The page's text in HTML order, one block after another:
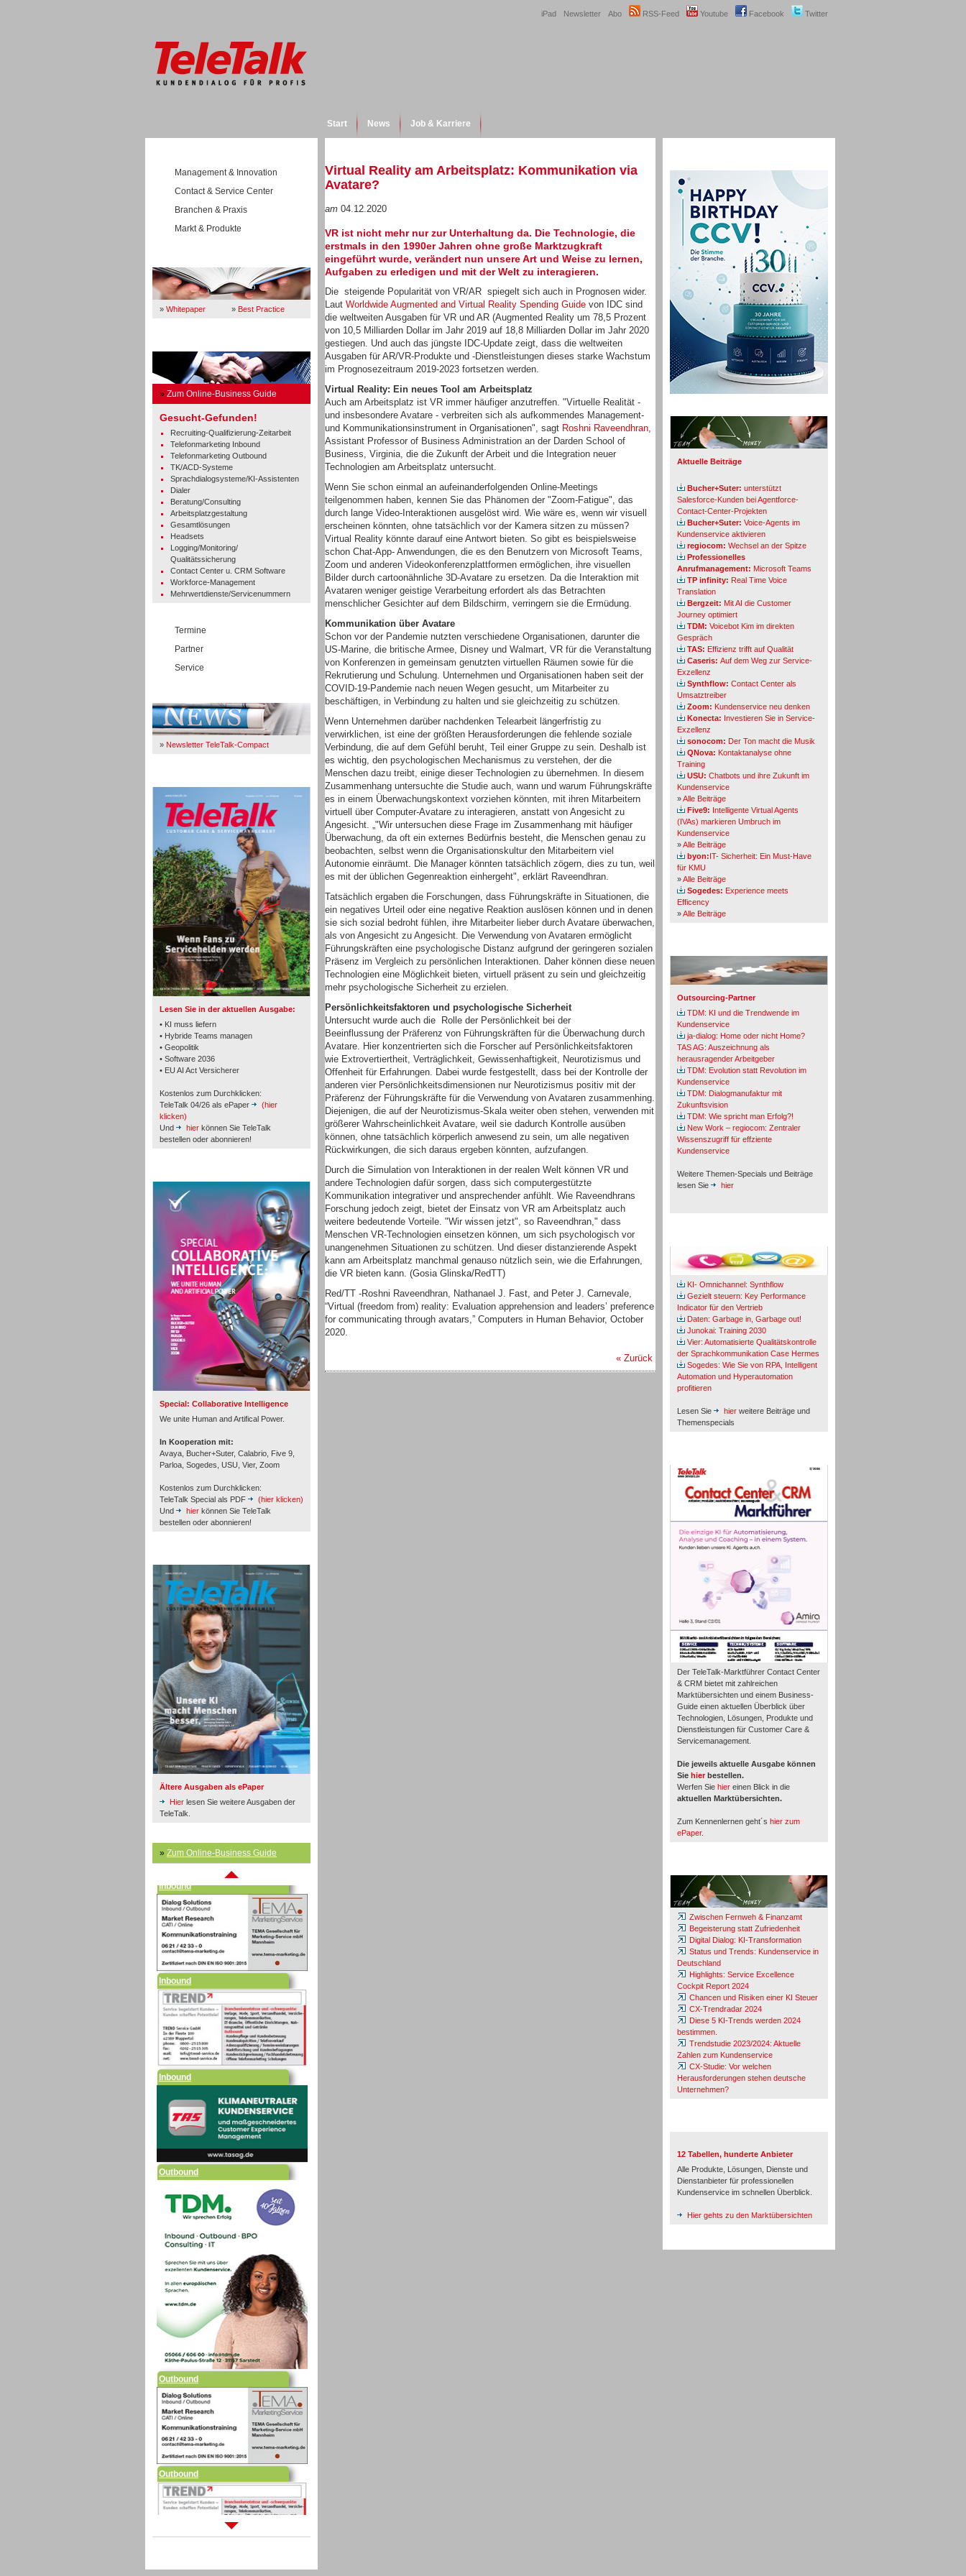
Twitter
Facebook
Youtube
RSS-Feed
Abo
Newsletter
iPad
Start News Job & Karriere
Management & Innovation
Contact & Service Center
Branchen & Praxis
Markt & Produkte
» Whitepaper » Best Practice
» Zum Online-Business Guide
Gesucht-Gefunden!
Recruiting-Qualifizierung-Zeitarbeit
Telefonmarketing Inbound
Telefonmarketing Outbound
TK/ACD-Systeme
Sprachdialogsysteme/KI-Assistenten
Dialer
Beratung/Consulting
Arbeitsplatzgestaltung
Gesamtlösungen
Headsets
Logging/Monitoring/
Qualitätssicherung
Contact Center u. CRM Software
Workforce-Management
Mehrwertdienste/Servicenummern
Termine
Partner
Service
» Newsletter TeleTalk-Compact
Lesen Sie in der aktuellen Ausgabe:
• KI muss liefern
• Hybride Teams managen
• Geopolitik
• Software 2036
• EU AI Act Versicherer
Kostenlos zum Durchklicken:
TeleTalk 04/26 als ePaper
(hier
klicken)
Und
hier können Sie TeleTalk
bestellen oder abonnieren!
Special: Collaborative Intelligence
We unite Human and Artifical Power.
In Kooperation mit:
Avaya, Bucher+Suter, Calabrio, Five 9,
Parloa, Sogedes, USU, Vier, Zoom
Kostenlos zum Durchklicken:
TeleTalk Special als PDF
(hier klicken)
Und
hier können Sie TeleTalk
bestellen oder abonnieren!
Ältere Ausgaben als ePaper
Hier lesen Sie weitere Ausgaben der
TeleTalk.
» Zum Online-Business Guide
TK- und ACD-Systeme
Workforce-Management
Personal
Inbound
Inbound
Inbound
Inbound
Inbound
Outbound
Virtual Reality am Arbeitsplatz: Kommunikation via
Avatare?
am 04.12.2020
VR ist nicht mehr nur zur Unterhaltung da. Die Technologie, die
erstmals in den 1990er Jahren ohne große Marktzugkraft
eingeführt wurde, verändert nun unsere Art und Weise zu lernen,
Aufgaben zu erledigen und mit der Welt zu interagieren.
Die steigende Popularität von VR/AR spiegelt sich auch in Prognosen wider.
Laut Worldwide Augmented and Virtual Reality Spending Guide von IDC sind
die weltweiten Ausgaben für VR und AR (Augmented Reality um 78,5 Prozent
von 10,5 Milliarden Dollar im Jahr 2019 auf 18,8 Milliarden Dollar im Jahr 2020
gestiegen. Und auch das jüngste IDC-Update zeigt, dass die weltweiten
Ausgaben für AR/VR-Produkte und -Dienstleistungen dieses starke Wachstum
im Prognosezeitraum 2019-2023 fortsetzen werden.
Virtual Reality: Ein neues Tool am Arbeitsplatz
Auch am Arbeitsplatz ist VR immer häufiger anzutreffen. "Virtuelle Realität -
und insbesondere Avatare - verbreiten sich als aufkommendes Management-
und Kommunikationsinstrument in Organisationen", sagt Roshni Raveendhran,
Assistant Professor of Business Administration an der Darden School of
Business, Virginia, die die Zukunft der Arbeit und die Integration neuer
Technologien am Arbeitsplatz untersucht.
Wenn Sie schon einmal an aufeinanderfolgenden Online-Meetings
teilgenommen haben, kennen Sie das Phänomen der "Zoom-Fatigue", das
durch lange Video-Interaktionen ausgelöst wird. Wie wäre es, wenn wir visuell
erscheinen könnten, ohne tatsächlich vor der Kamera sitzen zu müssen?
Virtual Reality könnte darauf eine Antwort bieten. So gibt es beispielsweise
schon Chat-App- Anwendungen, die es den Benutzern von Microsoft Teams,
Zoom und anderen Videokonferenzplattformen ermöglichen, ihre visuellen
Bilder durch cartoonähnliche 3D-Avatare zu ersetzen. Da die Interaktion mit
Avataren weniger geistige Verarbeitung erfordert als das Betrachten
menschlicher Gesichter auf dem Bildschirm, verringern sie die Ermüdung.
Kommunikation über Avatare
Schon vor der Pandemie nutzten verschiedene Organisationen, darunter die
US-Marine, die britische Armee, Disney und Walmart, VR für die Veranstaltung
von Konferenzen in gemeinsam genutzten virtuellen Räumen sowie für die
Rekrutierung und Schulung. Unternehmen und Organisationen haben seit der
COVID-19-Pandemie nach neuen Wegen gesucht, um Mitarbeiter zu
beschäftigen, in Verbindung zu halten und sie gleichzeitig zu schützen.
Wenn Unternehmen darüber nachdenken Telearbeit längerfristig zu
verwirklichen, ist eine der größten Herausforderungen die fehlende soziale
Verbindung, die auf dem Gefühl beruht, Teil einer Gruppe zu sein. Deshalb ist
es wichtig, den psychologischen Mechanismus zu verstehen, der die
Menschen dazu treibt, einige dieser Technologien zu übernehmen. In diesem
Zusammenhang untersuchte die Studie auch, wann und warum Führungskräfte
es in einem Überwachungskontext vorziehen könnten, mit ihren Mitarbeitern
virtuell über Computer-Avatare zu interagieren, anstatt von Angesicht zu
Angesicht. „"Wir untersuchen diese Frage im Zusammenhang mit häufiger
Überwachung, da oft ein externes Bedürfnis besteht, die Menschen genau zu
beobachten, selbst wenn die Organisationskultur den Mitarbeitern viel
Autonomie einräumt. Die Manager könnten tatsächlich zögern, dies zu tun, weil
es mit der üblichen Gegenreaktion einhergeht", erklärt Raveendhran.
Tatsächlich ergaben die Forschungen, dass Führungskräfte in Situationen, die
ein negatives Urteil oder eine negative Reaktion auslösen können und in denen
sie sich sozial bedroht fühlen, ihre Mitarbeiter lieber durch Avatare überwachen,
als von Angesicht zu Angesicht. Die Verwendung von Avataren ermöglicht
Führungskräften eine psychologische Distanz aufgrund der geringeren sozialen
Präsenz im Vergleich zu persönlichen Interaktionen. Daher können diese neuen
Technologien eine Möglichkeit bieten, virtuell präsent zu sein und gleichzeitig
mehr psychologische Sicherheit zu erzielen.
Persönlichkeitsfaktoren und psychologische Sicherheit
Untersucht wurde auch die Rolle der Persönlichkeit bei der
Beeinflussung der Präferenz von Führungskräften für die Überwachung durch
Avatare. Hier konzentrierten sich die Forscher auf Persönlichkeitsfaktoren
wie Extrovertiertheit, Verträglichkeit, Gewissenhaftigkeit, Neurotizismus und
Offenheit für Erfahrungen. Dabei wurde festgestellt, dass bei der Kontrolle der
anderen vier Persönlichkeitsdimensionen nur Neurotizismus positiv mit der
Präferenz der Führungskräfte für die Verwendung von Avataren zusammenhing.
Diejenigen, die auf der Neurotizismus-Skala weiter oben stehen, verwenden mit
größerer Wahrscheinlichkeit Avatare, weil sie dadurch Kontrolle ausüben
können, ohne tatsächlich körperlich anwesend zu sein, um alle negativen
Rückwirkungen, die sich daraus ergeben könnten, aufzufangen.
Durch die Simulation von Interaktionen in der realen Welt können VR und
andere Technologien dafür sorgen, dass sich computergestützte
Kommunikation integrativer und ansprechender anfühlt. Wie Raveendhrans
Forschung jedoch zeigt, bietet der Einsatz von VR am Arbeitsplatz auch
weitere bedeutende Vorteile. "Wir wissen jetzt", so Raveendhran," dass
Menschen VR-Technologien einsetzen können, um sich psychologisch vor
unangenehmen Situationen zu schützen. Und dieser distanzierende Aspekt
kann am Arbeitsplatz manchmal genauso nützlich sein, wie die Erfahrungen,
die VR bieten kann. (Gosia Glinska/RedTT)
Red/TT -Roshni Raveendhran, Nathanael J. Fast, and Peter J. Carnevale,
“Virtual (freedom from) reality: Evaluation apprehension and leaders’ preference
for communicating through avatars,” Computers in Human Behavior, October
2020.
« Zurück
Aktuelle Beiträge
Bucher+Suter: unterstützt
Salesforce-Kunden bei Agentforce-
Contact-Center-Projekten
Bucher+Suter: Voice-Agents im
Kundenservice aktivieren
regiocom: Wechsel an der Spitze
Professionelles
Anrufmanagement: Microsoft Teams
TP infinity: Real Time Voice
Translation
Bergzeit: Mit AI die Customer
Journey optimiert
TDM: Voicebot Kim im direkten
Gespräch
TAS: Effizienz trifft auf Qualität
Caseris: Auf dem Weg zur Service-
Exzellenz
Synthflow: Contact Center als
Umsatztreiber
Zoom: Kundenservice neu denken
Konecta: Investieren Sie in Service-
Exzellenz
sonocom: Der Ton macht die Musik
QNova: Kontaktanalyse ohne
Training
USU: Chatbots und ihre Zukunft im
Kundenservice
»Alle Beiträge
Five9: Intelligente Virtual Agents
(IVAs) markieren Umbruch im
Kundenservice
»Alle Beiträge
byon:IT- Sicherheit: Ein Must-Have
für KMU
»Alle Beiträge
Sogedes: Experience meets
Efficency
»Alle Beiträge
Outsourcing-Partner
TDM: KI und die Trendwende im
Kundenservice
ja-dialog: Home oder nicht Home?
TAS AG: Auszeichnung als
herausragender Arbeitgeber
TDM: Evolution statt Revolution im
Kundenservice
TDM: Dialogmanufaktur mit
Zukunftsvision
TDM: Wie spricht man Erfolg?!
New Work – regiocom: Zentraler
Wissenszugriff für effziente
Kundenservice
Weitere Themen-Specials und Beiträge
lesen Sie
hier
KI- Omnichannel: Synthflow
Gezielt steuern: Key Performance
Indicator für den Vertrieb
Daten: Garbage in, Garbage out!
Junokai: Training 2030
Vier: Automatisierte Qualitätskontrolle
der Sprachkommunikation Case Hermes
Sogedes: Wie Sie von RPA, Intelligent
Automation und Hyperautomation
profitieren
Lesen Sie hier weitere Beiträge und
Themenspecials
Der TeleTalk-Marktführer Contact Center
& CRM bietet mit zahlreichen
Marktübersichten und einem Business-
Guide einen aktuellen Überblick über
Technologien, Lösungen, Produkte und
Dienstleistungen für Customer Care &
Servicemanagement.
Die jeweils aktuelle Ausgabe können
Sie hier bestellen.
Werfen Sie hier einen Blick in die
aktuellen Marktübersichten.
Zum Kennenlernen geht´s hier zum
ePaper.
Zwischen Fernweh & Finanzamt
Begeisterung statt Zufriedenheit
Digital Dialog: KI-Transformation
Status und Trends: Kundenservice in
Deutschland
Highlights: Service Excellence
Cockpit Report 2024
Chancen und Risiken einer KI Steuer
CX-Trendradar 2024
Diese 5 KI-Trends werden 2024
bestimmen.
Trendstudie 2023/2024: Aktuelle
Zahlen zum Kundenservice
CX-Studie: Vor welchen
Herausforderungen stehen deutsche
Unternehmen?
12 Tabellen, hunderte Anbieter
Alle Produkte, Lösungen, Dienste und
Dienstanbieter für professionellen
Kundenservice im schnellen Überblick.
Hier gehts zu den Marktübersichten